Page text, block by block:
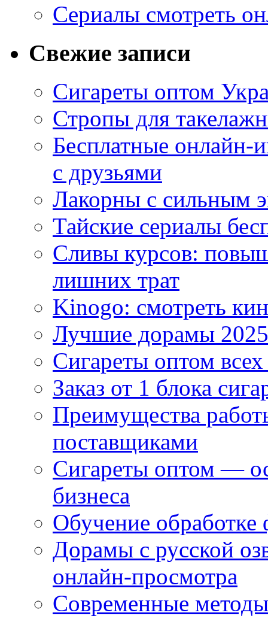
Сериалы смотреть
Свежие записи
Сигареты оптом
Стропы для
Бесплатные
с друзьями
Лакорны с сильным
Тайские сериалы
Сливы курсов:
лишних трат
Kinogo: смотреть
Лучшие дорамы
Сигареты оптом
Заказ от 1 блока
Преимущества
поставщиками
Сигареты оптом —
бизнеса
Обучение
Дорамы с русской
онлайн-просмотра
Современные